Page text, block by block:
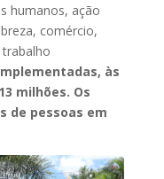
humanos, ação
comércio,
às
milhões. Os
de pessoas em